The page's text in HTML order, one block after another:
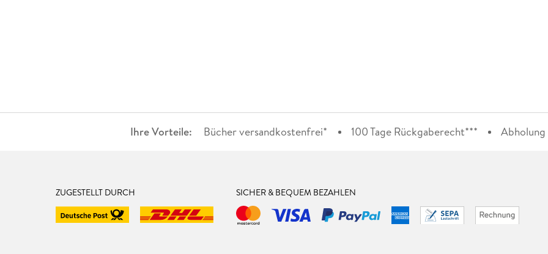
Ihre Vorteile: Bücher versandkostenfrei* 100 Tage Rückgaberecht*** Abholung
ZUGESTELLT DURCH SICHER & BEQUEM BEZAHLEN